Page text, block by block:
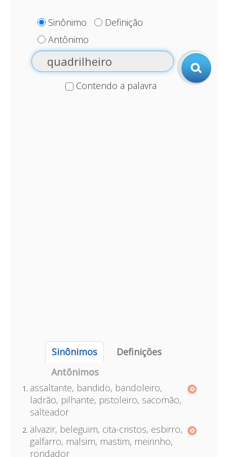
Sinônimo
Definição
Antônimo
Contendo a palavra
Sinônimos
Definições
Antônimos
assaltante, bandido, bandoleiro,
ladrão, pilhante, pistoleiro, sacomão,
salteador
alvazir, beleguim, cita-cristos, esbirro,
galfarro, malsim, mastim, meirinho,
rondador